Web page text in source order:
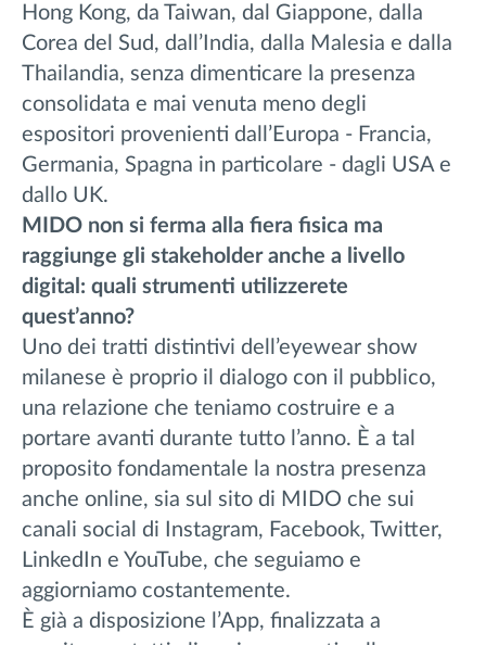
Hong Kong, da Taiwan, dal Giappone, dalla
Corea del Sud, dall’India, dalla Malesia e dalla
Thailandia, senza dimenticare la presenza
consolidata e mai venuta meno degli
espositori provenienti dall’Europa - Francia,
Germania, Spagna in particolare - dagli USA e
dallo UK.
MIDO non si ferma alla fiera fisica ma
raggiunge gli stakeholder anche a livello
digital: quali strumenti utilizzerete
quest’anno?
Uno dei tratti distintivi dell’eyewear show
milanese è proprio il dialogo con il pubblico,
una relazione che teniamo costruire e a
portare avanti durante tutto l’anno. È a tal
proposito fondamentale la nostra presenza
anche online, sia sul sito di MIDO che sui
canali social di Instagram, Facebook, Twitter,
LinkedIn e YouTube, che seguiamo e
aggiorniamo costantemente.
È già a disposizione l’App, finalizzata a